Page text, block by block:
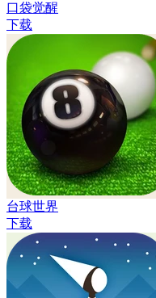
口袋觉醒
下载
台球世界
下载